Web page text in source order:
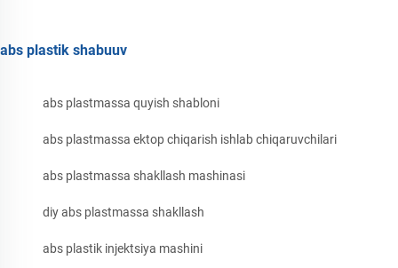
abs plastik shabuuv
abs plastmassa quyish shabloni
abs plastmassa ektop chiqarish ishlab chiqaruvchilari
abs plastmassa shakllash mashinasi
diy abs plastmassa shakllash
abs plastik injektsiya mashini